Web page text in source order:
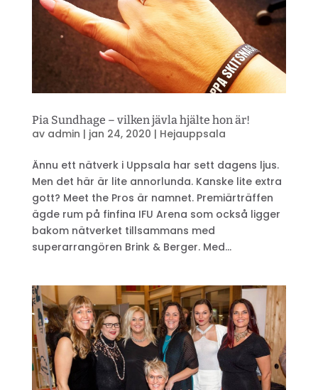
Pia Sundhage – vilken jävla hjälte hon är!
av admin | jan 24, 2020 | Hejauppsala
Ännu ett nätverk i Uppsala har sett dagens ljus.
Men det här är lite annorlunda. Kanske lite extra
gott? Meet the Pros är namnet. Premiärträffen
ägde rum på finfina IFU Arena som också ligger
bakom nätverket tillsammans med
superarrangören Brink & Berger. Med...